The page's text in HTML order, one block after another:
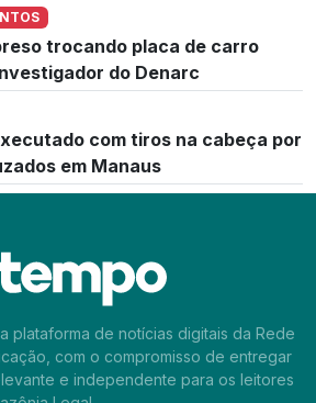
trocando placa de carro
do Denarc
com tiros na cabeça por
em Manaus
plataforma de notícias digitais da Rede
com o compromisso de entregar
e independente para os leitores